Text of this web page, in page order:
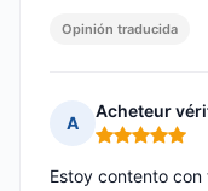
Opinión traducida
A
Acheteur
Nota: 5 de 5
Estoy contento